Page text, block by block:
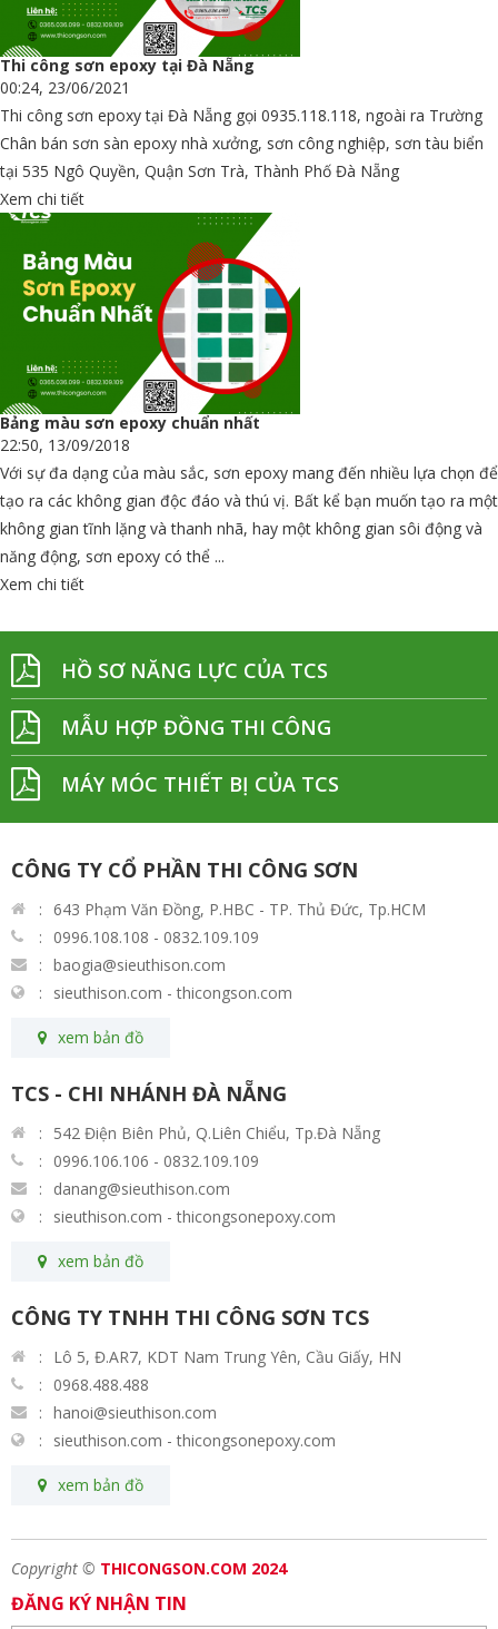
Thi công sơn epoxy tại Đà Nẵng
00:24, 23/06/2021
Thi công sơn epoxy tại Đà Nẵng gọi 0935.118.118, ngoài ra Trường
Chân bán sơn sàn epoxy nhà xưởng, sơn công nghiệp, sơn tàu biển
tại 535 Ngô Quyền, Quận Sơn Trà, Thành Phố Đà Nẵng
Xem chi tiết
Bảng màu sơn epoxy chuẩn nhất
22:50, 13/09/2018
Với sự đa dạng của màu sắc, sơn epoxy mang đến nhiều lựa chọn để
tạo ra các không gian độc đáo và thú vị. Bất kể bạn muốn tạo ra một
không gian tĩnh lặng và thanh nhã, hay một không gian sôi động và
năng động, sơn epoxy có thể ...
Xem chi tiết
HỒ SƠ NĂNG LỰC CỦA TCS
MẪU HỢP ĐỒNG THI CÔNG
MÁY MÓC THIẾT BỊ CỦA TCS
CÔNG TY CỔ PHẦN THI CÔNG SƠN
643 Phạm Văn Đồng, P.HBC - TP. Thủ Đức, Tp.HCM
0996.108.108 - 0832.109.109
baogia@sieuthison.com
sieuthison.com - thicongson.com
xem bản đồ
TCS - CHI NHÁNH ĐÀ NẴNG
542 Điện Biên Phủ, Q.Liên Chiểu, Tp.Đà Nẵng
0996.106.106 - 0832.109.109
danang@sieuthison.com
sieuthison.com - thicongsonepoxy.com
xem bản đồ
CÔNG TY TNHH THI CÔNG SƠN TCS
Lô 5, Đ.AR7, KDT Nam Trung Yên, Cầu Giấy, HN
0968.488.488
hanoi@sieuthison.com
sieuthison.com - thicongsonepoxy.com
xem bản đồ
Copyright © THICONGSON.COM 2024
ĐĂNG KÝ NHẬN TIN